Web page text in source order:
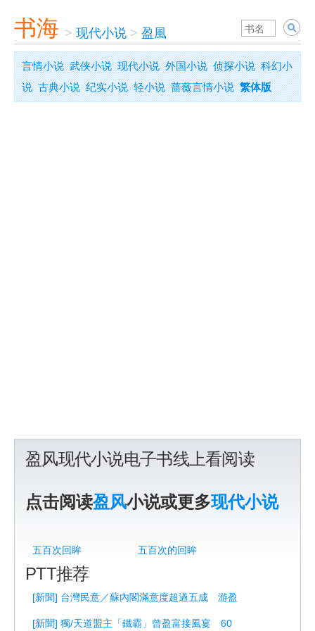
书海 > 现代小说 > 盈風
言情小说 武侠小说 现代小说 外国小说 侦探小说 科幻小
说 古典小说 纪实小说 轻小说 蔷薇言情小说 繁体版
盈风现代小说电子书线上看阅读
点击阅读盈风小说或更多现代小说
五百次回眸 五百次的回眸
PTT推荐
[新聞] 台灣民意／蘇內閣滿意度超過五成 游盈
[新聞] 獨/天道盟主「鐵霸」曾盈富接風宴 60